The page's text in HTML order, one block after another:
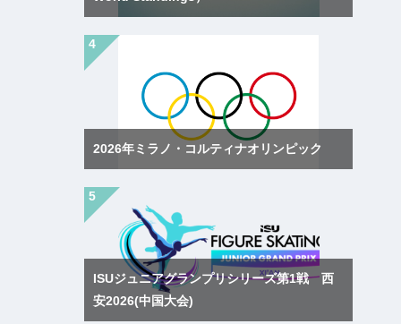
2026年ミラノ・コルティナオリンピック
ISUジュニアグランプリシリーズ第1戦 西
安2026(中国大会)